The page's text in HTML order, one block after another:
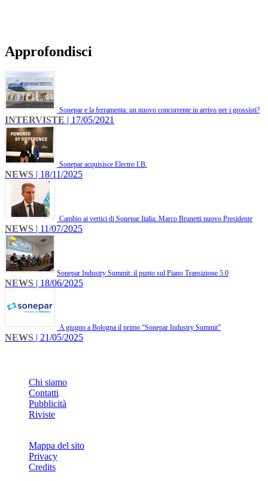
Approfondisci
Sonepar e la ferramenta: un nuovo concorrente in arrivo per i grossisti?
INTERVISTE | 17/05/2021
Sonepar acquisisce Electro I.B.
NEWS | 18/11/2025
Cambio ai vertici di Sonepar Italia: Marco Brunetti nuovo Presidente
NEWS | 11/07/2025
​Sonepar Industry Summit: il punto sul Piano Transizione 5.0
NEWS | 18/06/2025
A giugno a Bologna il primo “Sonepar Industry Summit”
NEWS | 21/05/2025
Chi siamo
Contatti
Pubblicità
Riviste
Mappa del sito
Privacy
Credits